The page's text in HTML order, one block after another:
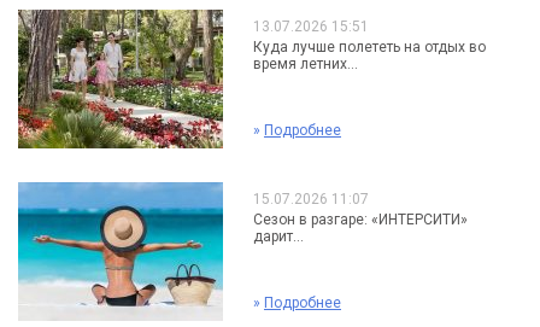
13.07.2026 15:51
Куда лучше полететь на отдых во
время летних...
» Подробнее
15.07.2026 11:07
Сезон в разгаре: «ИНТЕРСИТИ»
дарит...
» Подробнее